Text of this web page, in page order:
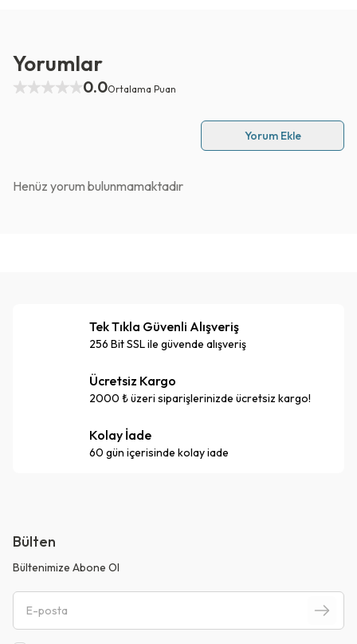
Yorumlar
0.0Ortalama Puan
Yorum Ekle
Henüz yorum bulunmamaktadır
Tek Tıkla Güvenli Alışveriş
256 Bit SSL ile güvende alışveriş
Ücretsiz Kargo
2000 ₺ üzeri siparişlerinizde ücretsiz kargo!
Kolay İade
60 gün içerisinde kolay iade
Bülten
Bültenimize Abone Ol